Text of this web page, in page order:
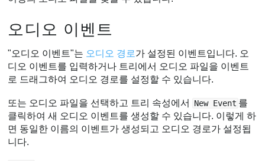
오디오 이벤트
"오디오 이벤트"는 오디오 경로가 설정된 이벤트입니다. 오
디오 이벤트를 입력하거나 트리에서 오디오 파일을 이벤트
로 드래그하여 오디오 경로를 설정할 수 있습니다.
또는 오디오 파일을 선택하고 트리 속성에서 New Event 를
클릭하여 새 오디오 이벤트를 생성할 수 있습니다. 이렇게 하
면 동일한 이름의 이벤트가 생성되고 오디오 경로가 설정됩
니다.